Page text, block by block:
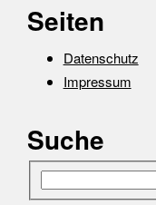
Seiten
Datenschutz
Impressum
Suche